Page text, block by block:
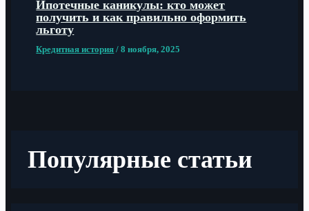
Ипотечные каникулы: кто может
получить и как правильно оформить
льготу
Кредитная история /8 ноября, 2025
Популярные статьи